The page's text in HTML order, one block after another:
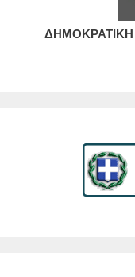
ΔΗΜΟΚΡΑΤΙΚΗ